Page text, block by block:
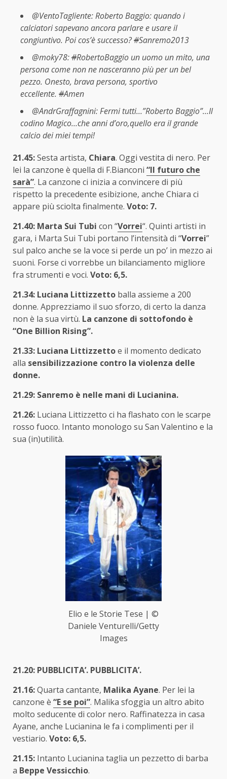
@VentoTagliente: Roberto Baggio: quando i
calciatori sapevano ancora parlare e usare il
congiuntivo. Poi cos’è successo?#Sanremo2013
@moky78:#RobertoBaggio un uomo un mito, una
persona come non ne nasceranno più per un bel
pezzo. Onesto, brava persona, sportivo
eccellente. #Amen
@AndrGraffagnini: Fermi tutti…”Roberto Baggio”…Il
codino Magico…che anni d’oro,quello era il grande
calcio dei miei tempi!
21.45:Sesta artista, Chiara. Oggi vestita di nero. Per
lei la canzone è quella di F.Bianconi “Il futuro che
sarà”. La canzone ci inizia a convincere di più
rispetto la precedente esibizione, anche Chiara ci
appare più sciolta finalmente. Voto: 7.
21.40: Marta Sui Tubi con “Vorrei“. Quinti artisti in
gara, i Marta Sui Tubi portano l’intensità di “Vorrei”
sul palco anche se la voce si perde un po’ in mezzo ai
suoni. Forse ci vorrebbe un bilanciamento migliore
fra strumenti e voci. Voto: 6,5.
21.34: Luciana Littizzetto balla assieme a 200
donne. Apprezziamo il suo sforzo, di certo la danza
non è la sua virtù. La canzone di sottofondo è
“One Billion Rising”.
21.33: Luciana Littizzettoe il momento dedicato
alla sensibilizzazione contro la violenza delle
donne.
21.29: Sanremo è nelle mani di Lucianina.
21.26: Luciana Littizzetto ci ha flashato con le scarpe
rosso fuoco. Intanto monologo su San Valentino e la
sua (in)utilità.
Elio e le Storie Tese | ©
Daniele Venturelli/Getty
Images
21.20: PUBBLICITA’. PUBBLICITA’.
21.16:Quarta cantante, Malika Ayane. Per lei la
canzone è “E se poi”. Malika sfoggia un altro abito
molto seducente di color nero. Raffinatezza in casa
Ayane, anche Lucianina le fa i complimenti per il
vestiario. Voto: 6,5.
21.15: Intanto Lucianina taglia un pezzetto di barba
a Beppe Vessicchio.